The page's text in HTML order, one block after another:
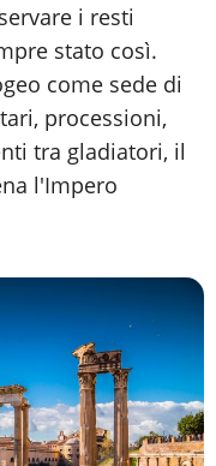
i resti
stato così.
come sede di
processioni,
tra gladiatori, il
l'Impero